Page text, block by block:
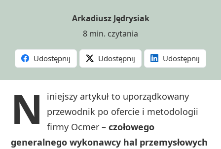
Arkadiusz Jędrysiak
8 min. czytania
Udostępnij Udostępnij Udostępnij
N
iniejszy artykuł to uporządkowany
przewodnik po ofercie i metodologii
firmy Ocmer –czołowego
generalnego wykonawcy hal przemysłowych